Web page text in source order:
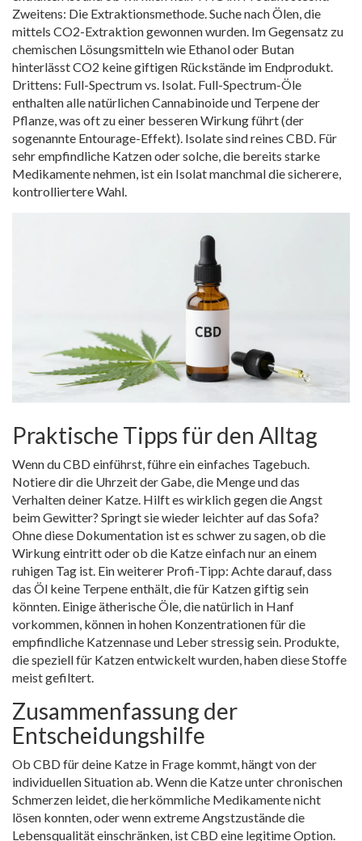
Zweitens: Die Extraktionsmethode. Suche nach Ölen, die
mittels CO2-Extraktiongewonnen wurden. Im Gegensatz zu
chemischen Lösungsmitteln wie Ethanol oder Butan
hinterlässt CO2 keine giftigen Rückstände im Endprodukt.
Drittens: Full-Spectrum vs. Isolat. Full-Spectrum-Öle
enthalten alle natürlichen Cannabinoide und Terpene der
Pflanze, was oft zu einer besseren Wirkung führt (der
sogenannte Entourage-Effekt). Isolate sind reines CBD. Für
sehr empfindliche Katzen oder solche, die bereits starke
Medikamente nehmen, ist ein Isolat manchmal die sicherere,
kontrolliertere Wahl.
Praktische Tipps für den Alltag
Wenn du CBD einführst, führe ein einfaches Tagebuch.
Notiere dir die Uhrzeit der Gabe, die Menge und das
Verhalten deiner Katze. Hilft es wirklich gegen die Angst
beim Gewitter? Springt sie wieder leichter auf das Sofa?
Ohne diese Dokumentation ist es schwer zu sagen, ob die
Wirkung eintritt oder ob die Katze einfach nur an einem
ruhigen Tag ist. Ein weiterer Profi-Tipp: Achte darauf, dass
das Öl keine Terpene enthält, die für Katzen giftig sein
könnten. Einige ätherische Öle, die natürlich in Hanf
vorkommen, können in hohen Konzentrationen für die
empfindliche Katzennase und Leber stressig sein. Produkte,
die speziell für Katzen entwickelt wurden, haben diese Stoffe
meist gefiltert.
Zusammenfassung der
Entscheidungshilfe
Ob CBD für deine Katze in Frage kommt, hängt von der
individuellen Situation ab. Wenn die Katze unter chronischen
Schmerzen leidet, die herkömmliche Medikamente nicht
lösen konnten, oder wenn extreme Angstzustände die
Lebensqualität einschränken, ist CBD eine legitime Option.